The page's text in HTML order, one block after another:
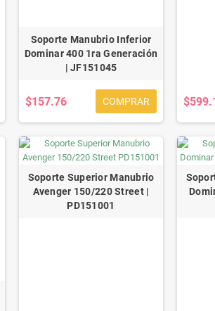
Soporte Manubrio Inferior
Dominar 400 1ra Generación
| JF151045
$157.76 COMPRAR
Soporte Superior Manubrio
Avenger 150/220 Street |
PD151001